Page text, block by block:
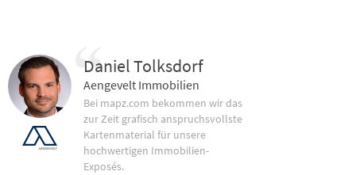
Daniel Tolksdorf
Aengevelt Immobilien
Bei mapz.com bekommen wir das
zur Zeit grafisch anspruchsvollste
Kartenmaterial für unsere
hochwertigen Immobilien-
Exposés.